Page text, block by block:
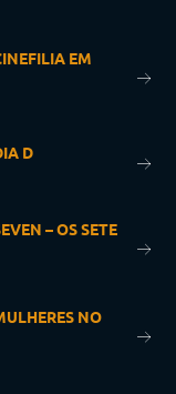
EM
D
– OS SETE
NO